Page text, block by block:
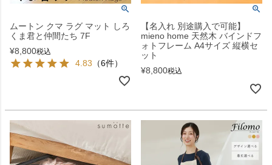
ムートン クマ ラグ マット しろ
くま君と仲間たち 7F
¥8,800税込
4.83 （6件）
【名入れ 別途購入で可能】
mieno home 天然木 バインドフ
ォトフレーム A4サイズ 縦横セ
ット
¥8,800税込